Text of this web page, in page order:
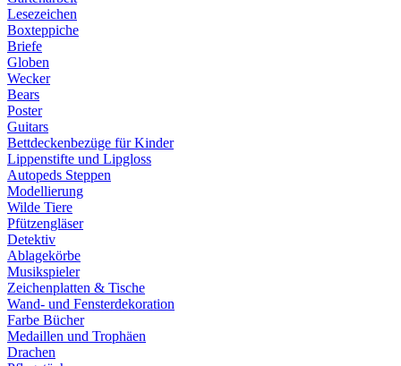
Lesezeichen
Boxteppiche
Briefe
Globen
Wecker
Bears
Poster
Guitars
Bettdeckenbezüge für Kinder
Lippenstifte und Lipgloss
Autopeds Steppen
Modellierung
Wilde Tiere
Pfützengläser
Detektiv
Ablagekörbe
Musikspieler
Zeichenplatten & Tische
Wand- und Fensterdekoration
Farbe Bücher
Medaillen und Trophäen
Drachen